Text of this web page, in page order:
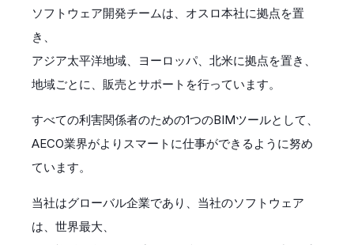
ソフトウェア開発チームは、オスロ本社に拠点を置
き、
アジア太平洋地域、ヨーロッパ、北米に拠点を置き、
地域ごとに、販売とサポートを行っています。
すべての利害関係者のための1つのBIMツールとして、
AECO業界がよりスマートに仕事ができるように努め
ています。
当社はグローバル企業であり、当社のソフトウェア
は、世界最大、